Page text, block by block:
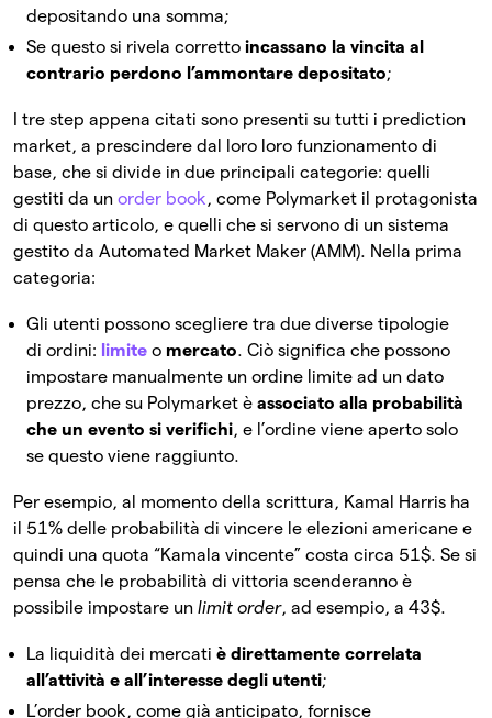
depositando una somma;
Se questo si rivela corretto incassano la vincita al
contrario perdono l’ammontare depositato;
I tre step appena citati sono presenti su tutti i prediction
market, a prescindere dal loro loro funzionamento di
base, che si divide in due principali categorie: quelli
gestiti da un order book, come Polymarket il protagonista
di questo articolo, e quelli che si servono di un sistema
gestito da Automated Market Maker (AMM). Nella prima
categoria:
Gli utenti possono scegliere tra due diverse tipologie
di ordini: limite o mercato. Ciò significa che possono
impostare manualmente un ordine limite ad un dato
prezzo, che su Polymarket è associato alla probabilità
che un evento si verifichi, e l’ordine viene aperto solo
se questo viene raggiunto.
Per esempio, al momento della scrittura, Kamal Harris ha
il 51% delle probabilità di vincere le elezioni americane e
quindi una quota “Kamala vincente” costa circa 51$. Se si
pensa che le probabilità di vittoria scenderanno è
possibile impostare un limit order, ad esempio, a 43$.
La liquidità dei mercati è direttamente correlata
all’attività e all’interesse degli utenti;
L’order book, come già anticipato, fornisce